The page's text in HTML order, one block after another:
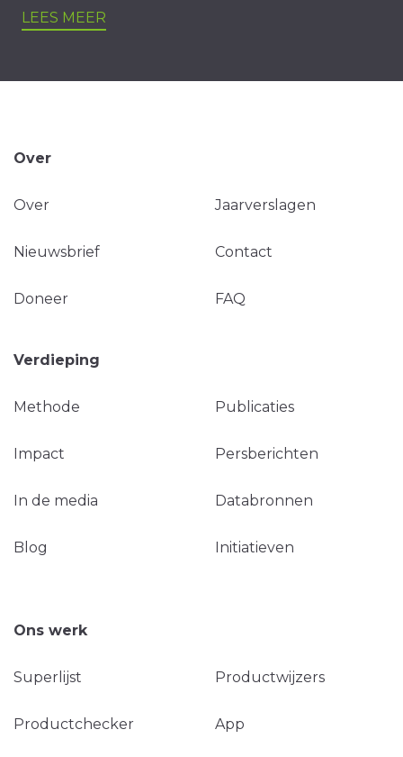
LEES MEER
Over
Over Jaarverslagen
Nieuwsbrief Contact
Doneer FAQ
Verdieping
Methode Publicaties
Impact Persberichten
In de media Databronnen
Blog Initiatieven
Ons werk
Superlijst Productwijzers
Productchecker App